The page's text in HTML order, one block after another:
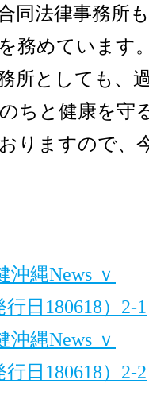
同法律事務所
務めています。
所としても、
ちと健康を守
りますので、